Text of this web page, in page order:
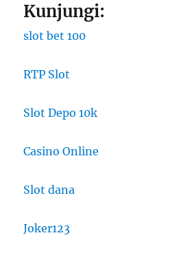
Kunjungi:
slot bet 100
RTP Slot
Slot Depo 10k
Casino Online
Slot dana
Joker123